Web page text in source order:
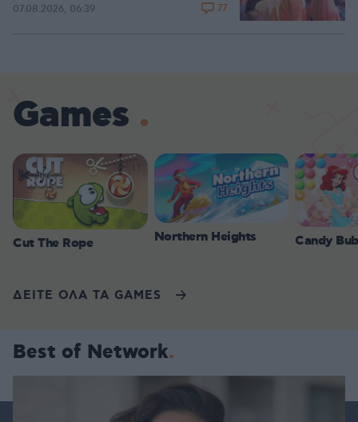
07.08.2026, 06:39 77
Games
Cut The Rope Northern Heights Candy
ΔΕΙΤΕ ΟΛΑ ΤΑ GAMES
Best of Network